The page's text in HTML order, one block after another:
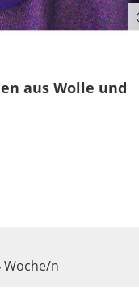
aus Wolle und
Woche/n